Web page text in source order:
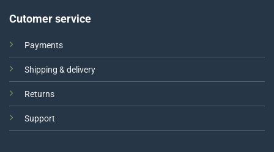
Cutomer service
Payments
Shipping & delivery
Returns
Support